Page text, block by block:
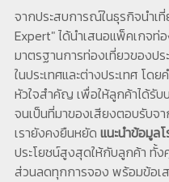
จากประสบการณ์ในธุรกิจนำเ
Expert" ได้นำเสนอแพ็คเกจท่
มาตรฐานการท่องเที่ยวของป
ในประเทศและต่างประเทศ โ
หัวใจสำคัญ เพื่อให้ลูกค้าได้รั
จนเป็นที่มาของเสียงตอบรับจ
เรายังคงยืนหยัด แนะนำข้อมูล
ประโยชน์สูงสุดให้กับลูกค้า ทั้
ส่วนลดทุกการจอง พร้อมข้อ